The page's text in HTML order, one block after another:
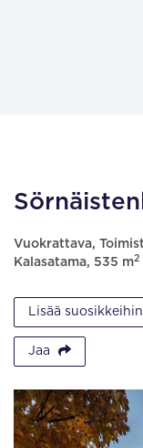
Vuokrattava,
Kalasatama, 535 m2
Lisää suosikkeihin
Jaa